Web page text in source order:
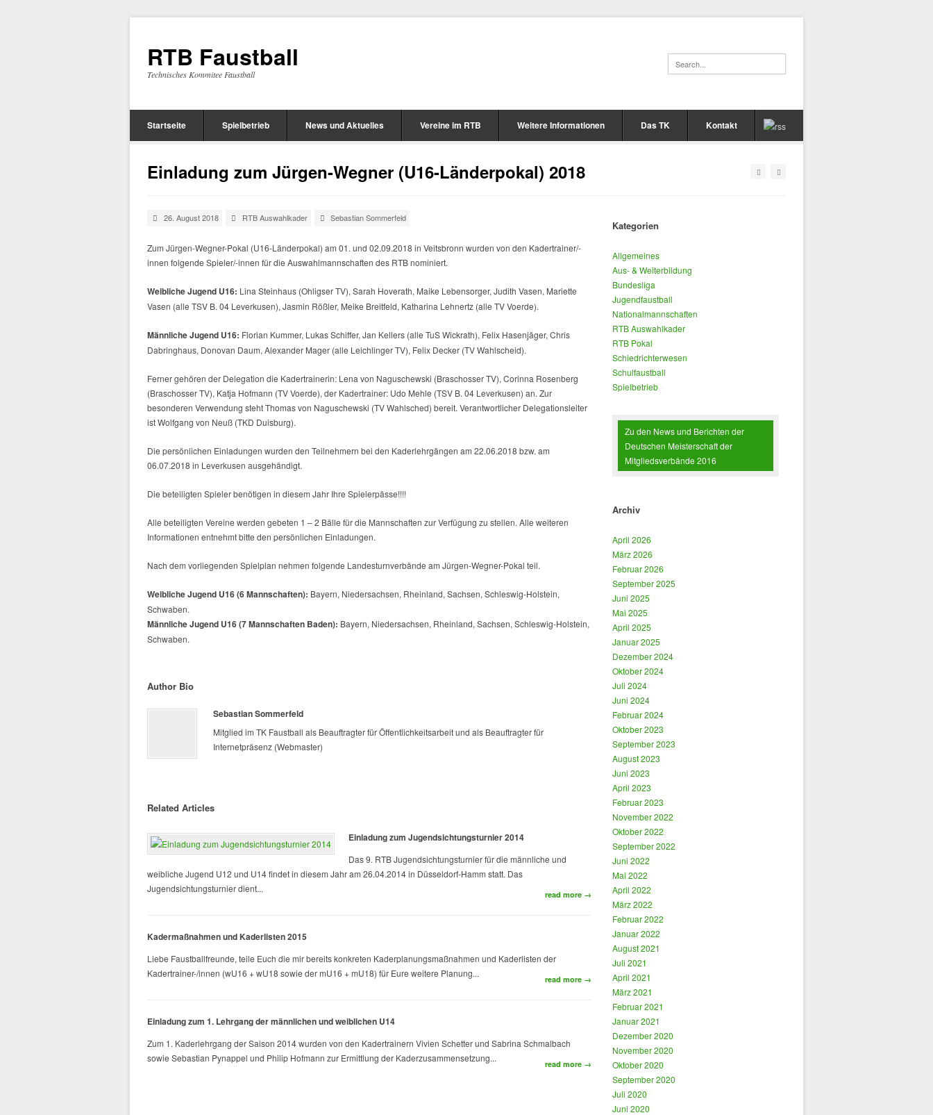
RTB Faustball
Technisches Kommitee Faustball
Startseite Spielbetrieb News und Aktuelles Vereine im RTB Weitere Informationen Das TK Kontakt
Einladung zum Jürgen-Wegner (U16-Länderpokal) 2018
26. August 2018 RTB Auswahlkader Sebastian Sommerfeld
Zum Jürgen-Wegner-Pokal (U16-Länderpokal) am 01. und 02.09.2018 in Veitsbronn wurden von den Kadertrainer/-
innen folgende Spieler/-innen für die Auswahlmannschaften des RTB nominiert.
Weibliche Jugend U16: Lina Steinhaus (Ohligser TV), Sarah Hoverath, Maike Lebensorger, Judith Vasen, Mariette
Vasen (alle TSV B. 04 Leverkusen), Jasmin Rößler, Meike Breitfeld, Katharina Lehnertz (alle TV Voerde).
Männliche Jugend U16: Florian Kummer, Lukas Schiffer, Jan Kellers (alle TuS Wickrath), Felix Hasenjäger, Chris
Dabringhaus, Donovan Daum, Alexander Mager (alle Leichlinger TV), Felix Decker (TV Wahlscheid).
Ferner gehören der Delegation die Kadertrainerin: Lena von Naguschewski (Braschosser TV), Corinna Rosenberg
(Braschosser TV), Katja Hofmann (TV Voerde), der Kadertrainer: Udo Mehle (TSV B. 04 Leverkusen) an. Zur
besonderen Verwendung steht Thomas von Naguschewski (TV Wahlsched) bereit. Verantwortlicher Delegationsleiter
ist Wolfgang von Neuß (TKD Duisburg).
Die persönlichen Einladungen wurden den Teilnehmern bei den Kaderlehrgängen am 22.06.2018 bzw. am
06.07.2018 in Leverkusen ausgehändigt.
Die beteiligten Spieler benötigen in diesem Jahr Ihre Spielerpässe!!!!
Alle beteiligten Vereine werden gebeten 1 – 2 Bälle für die Mannschaften zur Verfügung zu stellen. Alle weiteren
Informationen entnehmt bitte den persönlichen Einladungen.
Nach dem vorliegenden Spielplan nehmen folgende Landesturnverbände am Jürgen-Wegner-Pokal teil.
Weibliche Jugend U16 (6 Mannschaften): Bayern, Niedersachsen, Rheinland, Sachsen, Schleswig-Holstein,
Schwaben.
Männliche Jugend U16 (7 Mannschaften Baden): Bayern, Niedersachsen, Rheinland, Sachsen, Schleswig-Holstein,
Schwaben.
Author Bio
Sebastian Sommerfeld
Mitglied im TK Faustball als Beauftragter für Öffentlichkeitsarbeit und als Beauftragter für
Internetpräsenz (Webmaster)
Related Articles
Einladung zum Jugendsichtungsturnier 2014
Das 9. RTB Jugendsichtungsturnier für die männliche und
weibliche Jugend U12 und U14 findet in diesem Jahr am 26.04.2014 in Düsseldorf-Hamm statt. Das
Jugendsichtungsturnier dient...
read more →
Kadermaßnahmen und Kaderlisten 2015
Liebe Faustballfreunde, teile Euch die mir bereits konkreten Kaderplanungsmaßnahmen und Kaderlisten der
Kadertrainer-/innen (wU16 + wU18 sowie der mU16 + mU18) für Eure weitere Planung...
read more →
Einladung zum 1. Lehrgang der männlichen und weiblichen U14
Zum 1. Kaderlehrgang der Saison 2014 wurden von den Kadertrainern Vivien Schetter und Sabrina Schmalbach
sowie Sebastian Pynappel und Philip Hofmann zur Ermittlung der Kaderzusammensetzung...
read more →
Kategorien
Allgemeines
Aus- & Weiterbildung
Bundesliga
Jugendfaustball
Nationalmannschaften
RTB Auswahlkader
RTB Pokal
Schiedrichterwesen
Schulfaustball
Spielbetrieb
Zu den News und Berichten der
Deutschen Meisterschaft der
Mitgliedsverbände 2016
Archiv
April 2026
März 2026
Februar 2026
September 2025
Juni 2025
Mai 2025
April 2025
Januar 2025
Dezember 2024
Oktober 2024
Juli 2024
Juni 2024
Februar 2024
Oktober 2023
September 2023
August 2023
Juni 2023
April 2023
Februar 2023
November 2022
Oktober 2022
September 2022
Juni 2022
Mai 2022
April 2022
März 2022
Februar 2022
Januar 2022
August 2021
Juli 2021
April 2021
März 2021
Februar 2021
Januar 2021
Dezember 2020
November 2020
Oktober 2020
September 2020
Juli 2020
Juni 2020